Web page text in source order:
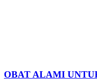
OBAT ALAMI